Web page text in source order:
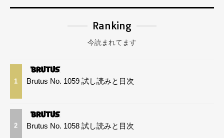
Ranking
今読まれてます
1 Brutus No. 1059 試し読みと目次
2 Brutus No. 1058 試し読みと目次